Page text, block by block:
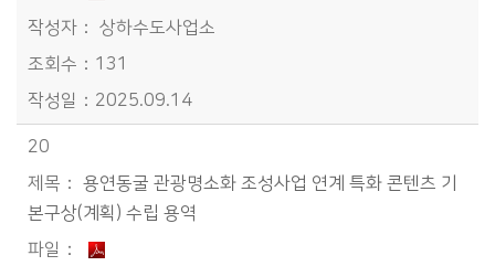
상하수도사업소
131
2025.09.14
20
용연동굴 관광명소화 조성사업 연계 특화 콘텐츠 기
본구상(계획) 수립 용역